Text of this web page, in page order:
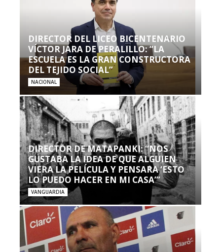
DIRECTOR DEL LICEO BICENTENARIO
VÍCTOR JARA DE PERALILLO: “LA
ESCUELA ES LA GRAN CONSTRUCTORA
DEL TEJIDO SOCIAL”
NACIONAL
DIRECTOR DE MATAPANKI: “NOS
GUSTABA LA IDEA DE QUE ALGUIEN
VIERA LA PELÍCULA Y PENSARA ‘ESTO
LO PUEDO HACER EN MI CASA’”
VANGUARDIA